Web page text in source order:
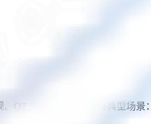
OT 安全、威胁情报与典型场